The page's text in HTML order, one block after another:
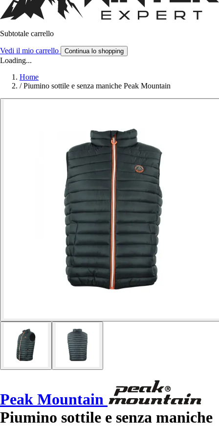
Subtotale carrello
Vedi il mio carrello Continua lo shopping
Loading...
Home
/ Piumino sottile e senza maniche Peak Mountain
Peak Mountain
Piumino sottile e senza maniche